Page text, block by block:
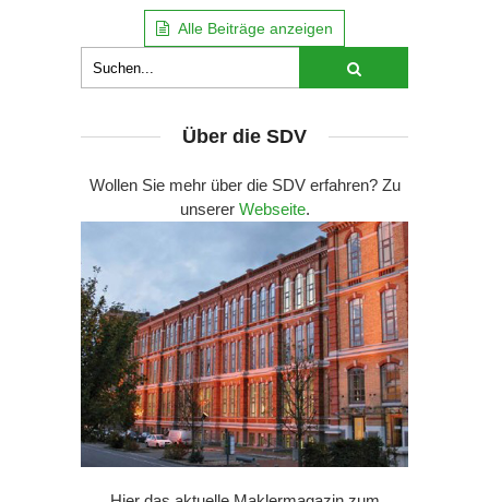
Alle Beiträge anzeigen
Über die SDV
Wollen Sie mehr über die SDV erfahren? Zu
unserer Webseite.